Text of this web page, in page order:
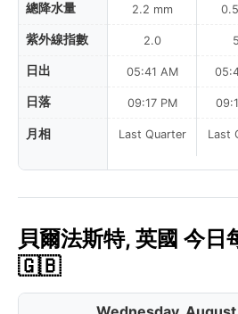
總降水量
紫外線指數
日出
日落
月相
2.2 mm
2.0
05:41 AM
09:17 PM
Last Quarter Last
貝爾法斯特, 英國 今日
🇬🇧